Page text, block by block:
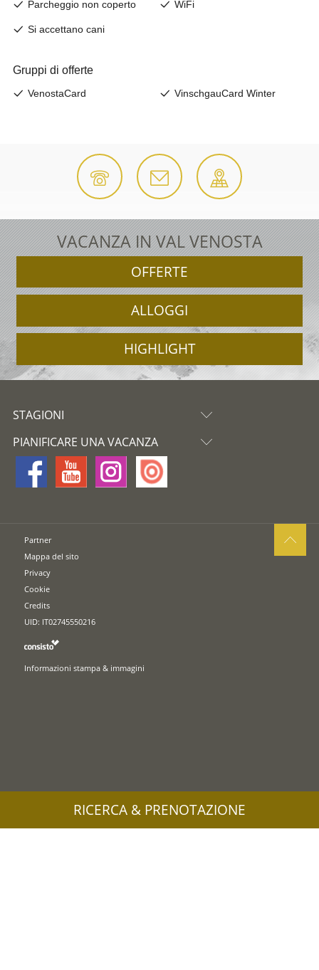
VACANZA IN VAL VENOSTA
OFFERTE
ALLOGGI
HIGHLIGHT
STAGIONI
PIANIFICARE UNA VACANZA
Partner
Mappa del sito
Privacy
Cookie
Credits
UID: IT02745550216
Informazioni stampa & immagini
RICERCA & PRENOTAZIONE